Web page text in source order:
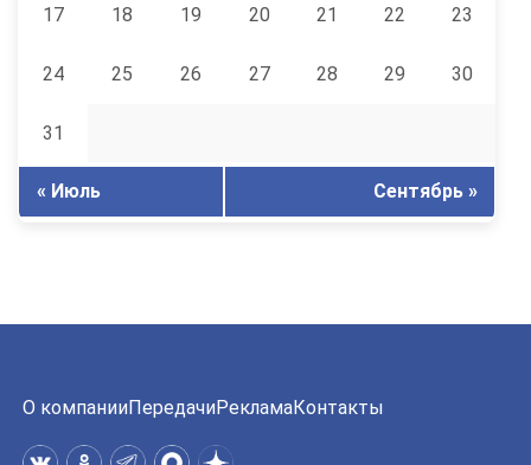
17 18 19 20 21 22 23
24 25 26 27 28 29 30
31
« Июль Сентябрь »
О компанииПередачиРекламаКонтакты